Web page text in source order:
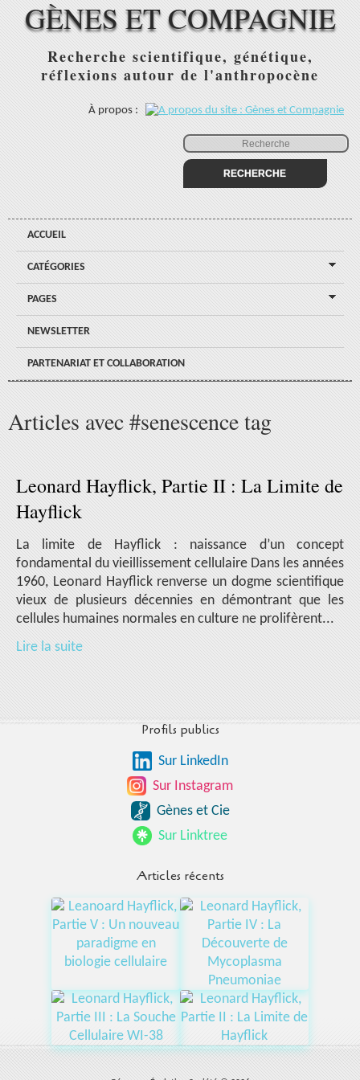
GÈNES ET COMPAGNIE
Recherche scientifique, génétique,
réflexions autour de l'anthropocène
À propos :
ACCUEIL
CATÉGORIES
PAGES
NEWSLETTER
PARTENARIAT ET COLLABORATION
Articles avec #senescence tag
Leonard Hayflick, Partie II : La Limite de
Hayflick
La limite de Hayflick : naissance d’un concept
fondamental du vieillissement cellulaire Dans les années
1960, Leonard Hayflick renverse un dogme scientifique
vieux de plusieurs décennies en démontrant que les
cellules humaines normales en culture ne prolifèrent...
Lire la suite
Profils publics
Sur LinkedIn
Sur Instagram
Gènes et Cie
Sur Linktree
Articles récents